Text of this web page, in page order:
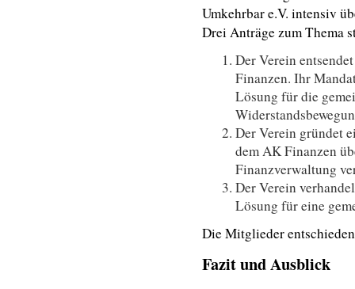
Umkehrbar e.V. intensiv
Drei Anträge zum Thema
Der Verein
Finanzen. Ihr
Lösung für die
Der Verein gründet
dem AK Finanzen
Finanzverwaltung
Der Verein
Lösung für eine
Die Mitglieder
Fazit und Ausblick